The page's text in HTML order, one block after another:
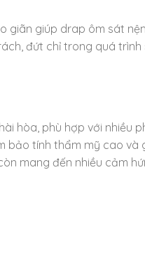
giúp drap ôm sát
đứt chỉ trong quá trình
hòa, phù hợp với nhiều
bảo tính thẩm mỹ cao và
mang đến nhiều cảm